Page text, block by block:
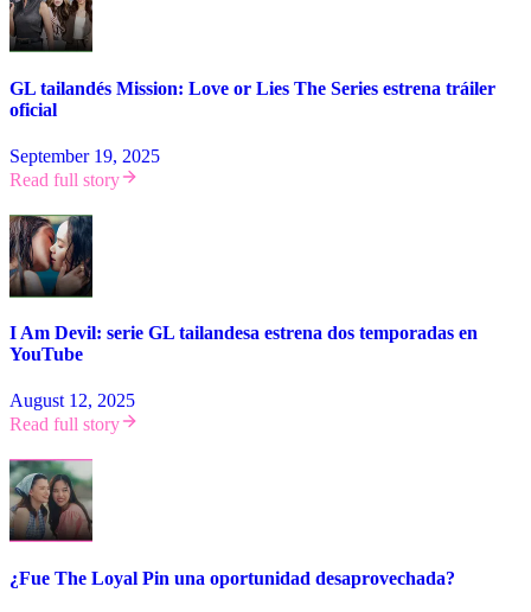
GL tailandés Mission: Love or Lies The Series estrena tráiler
oficial
September 19, 2025
Read full story
I Am Devil: serie GL tailandesa estrena dos temporadas en
YouTube
August 12, 2025
Read full story
¿Fue The Loyal Pin una oportunidad desaprovechada?